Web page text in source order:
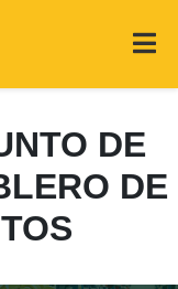
DE
DE